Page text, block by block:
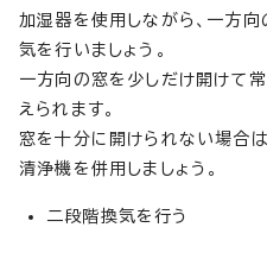
加湿器を使用しながら、一方
気を行いましょう。
一方向の窓を少しだけ開けて
えられます。
窓を十分に開けられない場合
清浄機を併用しましょう。
二段階換気を行う